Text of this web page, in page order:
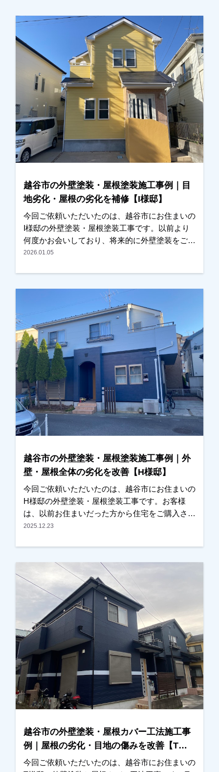
越谷市の外壁塗装・屋根塗装施工事例｜目
地劣化・屋根の劣化を補修【I様邸】
今回ご依頼いただいたのは、越谷市にお住まいの
I様邸の外壁塗装・屋根塗装工事です。以前より
何度かお会いしており、将来的に外壁塗装をご検
討されているとのお話をいただいておりました。
しいとのご相談をいただきました。現地調査を行
ったところ、・外壁の目地（コーキング）の劣
化・屋根塗膜の劣化が見られたため、外壁塗装と
屋根塗装をご提案させていただきました。カラー
シミュレーションも行い、ご希望の色味を確認し
ながら塗料や施工内容を調整し、今回施工をお任
せいただくことになりました。施工後は、「職人
さんも丁寧で安心して任せられました」「仕上が
りにも大変満足しています」とのお言葉をいただ
き、私たちも大変嬉しく思っております。この度
は大切なお住まいの外壁塗装・屋根塗装工事をお
任せいただき誠にありがとうございました。
2026.01.05
越谷市の外壁塗装・屋根塗装施工事例｜外
壁・屋根全体の劣化を改善【H様邸】
今回ご依頼いただいたのは、越谷市にお住まいの
H様邸の外壁塗装・屋根塗装工事です。お客様
は、以前お住まいだった方から住宅をご購入され
たばかりで、これから長く住まわれるにあたり、
外壁塗装ということもあり、塗装工事の流れや塗
料の種類などについて、できるだけ分かりやすく
ご説明させていただきました。また、色決めの際
にはカラーシミュレーションを使用し、何パター
ンか実際のイメージをご確認いただきながら検討
していただきました。最終的には、見本帳もご覧
いただきながら、お住まいの雰囲気に合う色を一
緒に決定いたしました。施工後は、「仕上がりも
きれいで、特に外壁の色がとても気に入っていま
す」とのお言葉をいただき、私たちも大変嬉しく
思っております。外壁塗装や屋根塗装は、工事が
終わったら終わりではなく、その後のメンテナン
スも大切です。これから長いお付き合いになるか
いつでもお気軽にご相談ください。この度は大切
なお住まいの外壁塗装・屋根塗装工事をお任せい
ただき、誠にありがとうございました。
2025.12.23
越谷市の外壁塗装・屋根カバー工法施工事
例｜屋根の劣化・目地の傷みを改善【T様
邸】
今回ご依頼いただいたのは、越谷市にお住まいの